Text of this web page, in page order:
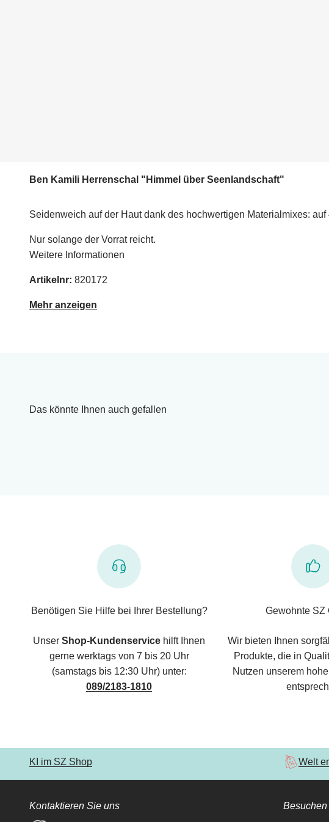
Ben Kamili Herrenschal "Himmel über Seenlandschaft"
Seidenweich auf der Haut dank des hochwertigen Materialmixes:
Nur solange der Vorrat reicht.
Weitere Informationen
Artikelnr: 820172
Mehr anzeigen
Das könnte Ihnen auch gefallen
Benötigen Sie Hilfe bei Ihrer Bestellung?
Unser Shop-Kundenservice hilft Ihnen
gerne werktags von 7 bis 20 Uhr
(samstags bis 12:30 Uhr) unter:
089/2183-1810
Gewohnte SZ
Wir bieten Ihnen
Produkte, die in
Nutzen unserem
KI im SZ Shop Welt
Kontaktieren Sie uns